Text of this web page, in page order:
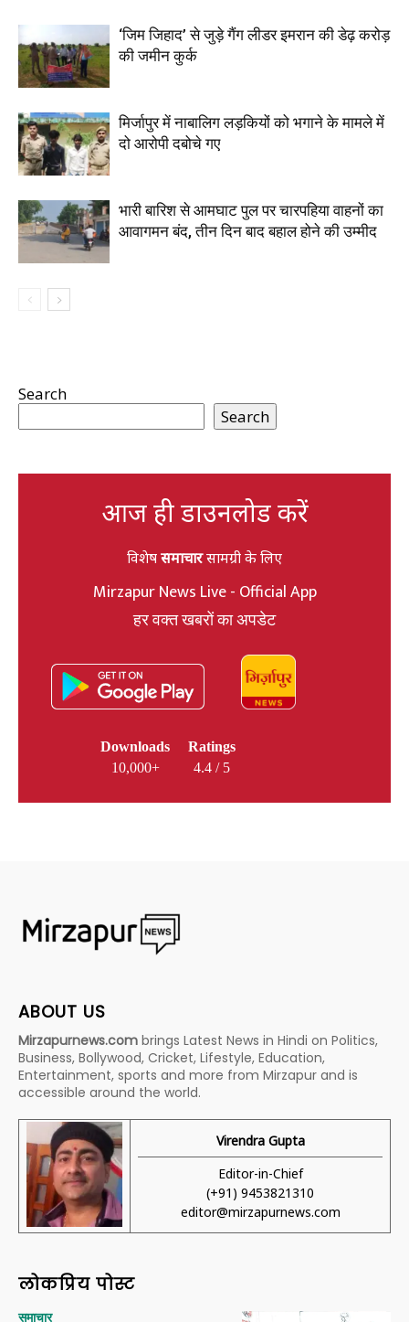
‘जिम जिहाद’ से जुड़े गैंग लीडर इमरान की डेढ़ करोड़
की जमीन कुर्क
मिर्जापुर में नाबालिग लड़कियों को भगाने के मामले में
दो आरोपी दबोचे गए
भारी बारिश से आमघाट पुल पर चारपहिया वाहनों का
आवागमन बंद, तीन दिन बाद बहाल होने की उम्मीद
Search
Search
आज ही डाउनलोड करें
विशेषसमाचारसामग्री के लिए
Mirzapur News Live - Official App
हर वक्त खबरों का अपडेट
Downloads
10,000+
Ratings
4.4 / 5
ABOUT US
Mirzapurnews.com brings Latest News in Hindi on Politics,
Business, Bollywood, Cricket, Lifestyle, Education,
Entertainment, sports and more from Mirzapur and is
accessible around the world.
Virendra Gupta
Editor-in-Chief
(+91) 9453821310
editor@mirzapurnews.com
लोकप्रिय पोस्ट
समाचार